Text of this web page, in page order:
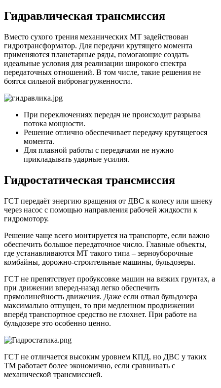
Гидравлическая трансмиссия
Вместо сухого трения механических МТ задействован
гидротрансформатор. Для передачи крутящего момента
применяются планетарные ряды, помогающие создать
идеальные условия для реализации широкого спектра
передаточных отношений. В том числе, такие решения не
боятся сильной вибронагруженности.
При переключениях передач не происходит разрыва
потока мощности.
Решение отлично обеспечивает передачу крутящегося
момента.
Для плавной работы с передачами не нужно
прикладывать ударные усилия.
Гидростатическая трансмиссия
ГСТ передаёт энергию вращения от ДВС к колесу или шнеку
через насос с помощью направления рабочей жидкости к
гидромотору.
Решение чаще всего монтируется на транспорте, если важно
обеспечить большое передаточное число. Главные объекты,
где устанавливаются МТ такого типа – зерноуборочные
комбайны, дорожно-строительные машины, бульдозеры.
ГСТ не препятствует пробуксовке машин на вязких грунтах, а
при движении вперед-назад легко обеспечить
прямолинейность движения. Даже если отвал бульдозера
максимально отпущен, то при медленном продвижении
вперёд транспортное средство не глохнет. При работе на
бульдозере это особенно ценно.
ГСТ не отличается высоким уровнем КПД, но ДВС у таких
ТМ работает более экономично, если сравнивать с
механической трансмиссией.